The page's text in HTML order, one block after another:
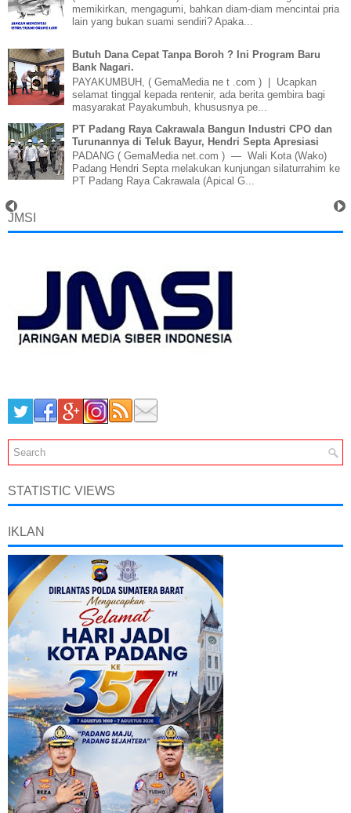
memikirkan, mengagumi, bahkan diam-diam mencintai pria
lain yang bukan suami sendiri? Apaka...
Butuh Dana Cepat Tanpa Boroh ? Ini Program Baru
Bank Nagari.
PAYAKUMBUH, ( GemaMedia ne t .com ) | Ucapkan
selamat tinggal kepada rentenir, ada berita gembira bagi
masyarakat Payakumbuh, khususnya pe...
PT Padang Raya Cakrawala Bangun Industri CPO dan
Turunannya di Teluk Bayur, Hendri Septa Apresiasi
PADANG ( GemaMedia net.com ) — Wali Kota (Wako)
Padang Hendri Septa melakukan kunjungan silaturrahim ke
PT Padang Raya Cakrawala (Apical G...
JMSI
STATISTIC VIEWS
IKLAN